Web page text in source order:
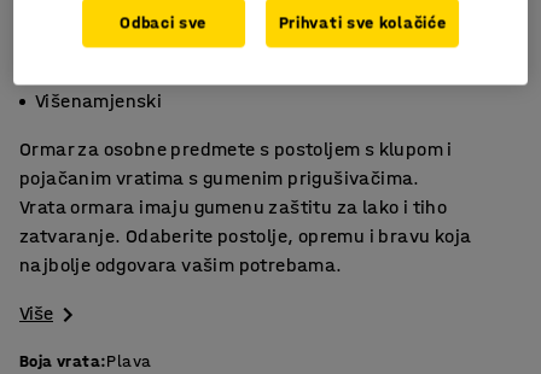
Odlična ventilacija
Višenamjenski
Ormar za osobne predmete s postoljem s klupom i
pojačanim vratima s gumenim prigušivačima.
Vrata ormara imaju gumenu zaštitu za lako i tiho
zatvaranje. Odaberite postolje, opremu i bravu koja
najbolje odgovara vašim potrebama.
Više
Boja vrata:Plava
Odbaci sve Prihvati sve kolačiće